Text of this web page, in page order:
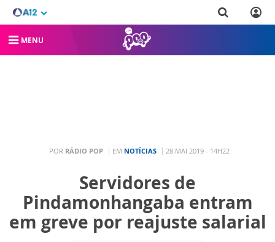
MENU
POR RÁDIO POP EM NOTÍCIAS 28 MAI 2019 - 14H22
Servidores de
Pindamonhangaba entram
em greve por reajuste salarial